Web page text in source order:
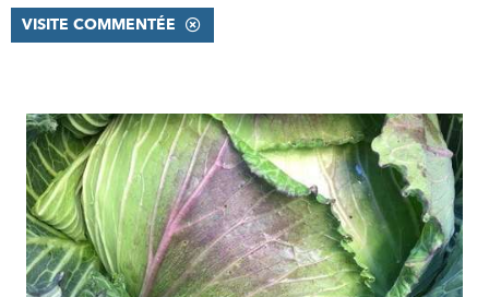
VISITE COMMENTÉE
RÉSULTATS